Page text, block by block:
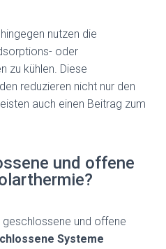
nutzen die
oder
zu kühlen. Diese
reduzieren nicht nur den
auch einen Beitrag zum
und offene
und offene
Systeme